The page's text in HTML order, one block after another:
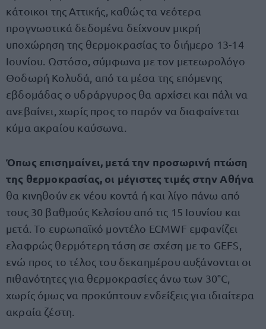
κάτοικοι της Αττικής, καθώς τα νεότερα
προγνωστικά δεδομένα δείχνουν μικρή
υποχώρηση της θερμοκρασίας το διήμερο 13-14
Ιουνίου. Ωστόσο, σύμφωνα με τον μετεωρολόγο
Θοδωρή Κολυδά, από τα μέσα της επόμενης
εβδομάδας ο υδράργυρος θα αρχίσει και πάλι να
ανεβαίνει, χωρίς προς το παρόν να διαφαίνεται
κύμα ακραίου καύσωνα.
Όπως επισημαίνει, μετά την προσωρινή πτώση
της θερμοκρασίας, οι μέγιστες τιμές στην Αθήνα
θα κινηθούν εκ νέου κοντά ή και λίγο πάνω από
τους 30 βαθμούς Κελσίου από τις 15 Ιουνίου και
μετά. Το ευρωπαϊκό μοντέλο ECMWF εμφανίζει
ελαφρώς θερμότερη τάση σε σχέση με το GEFS,
ενώ προς το τέλος του δεκαημέρου αυξάνονται οι
πιθανότητες για θερμοκρασίες άνω των 30°C,
χωρίς όμως να προκύπτουν ενδείξεις για ιδιαίτερα
ακραία ζέστη.